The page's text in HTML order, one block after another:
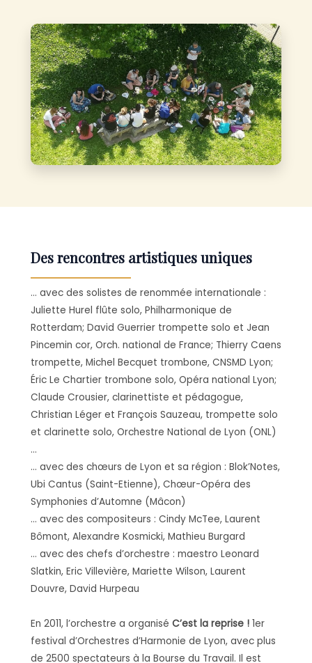
Des rencontres artistiques uniques
… avec des solistes de renommée internationale :
Juliette Hurel flûte solo, Philharmonique de
Rotterdam; David Guerrier trompette solo et Jean
Pincemin cor, Orch. national de France; Thierry Caens
trompette, Michel Becquet trombone, CNSMD Lyon;
Éric Le Chartier trombone solo, Opéra national Lyon;
Claude Crousier, clarinettiste et pédagogue,
Christian Léger et François Sauzeau, trompette solo
et clarinette solo, Orchestre National de Lyon (ONL)
…
… avec des chœurs de Lyon et sa région : Blok’Notes,
Ubi Cantus (Saint-Etienne), Chœur-Opéra des
Symphonies d’Automne (Mâcon)
… avec des compositeurs : Cindy McTee, Laurent
Bômont, Alexandre Kosmicki, Mathieu Burgard
… avec des chefs d’orchestre : maestro Leonard
Slatkin, Eric Villevière, Mariette Wilson, Laurent
Douvre, David Hurpeau
En 2011, l’orchestre a organisé C’est la reprise ! 1er
festival d’Orchestres d’Harmonie de Lyon, avec plus
de 2500 spectateurs à la Bourse du Travail. Il est